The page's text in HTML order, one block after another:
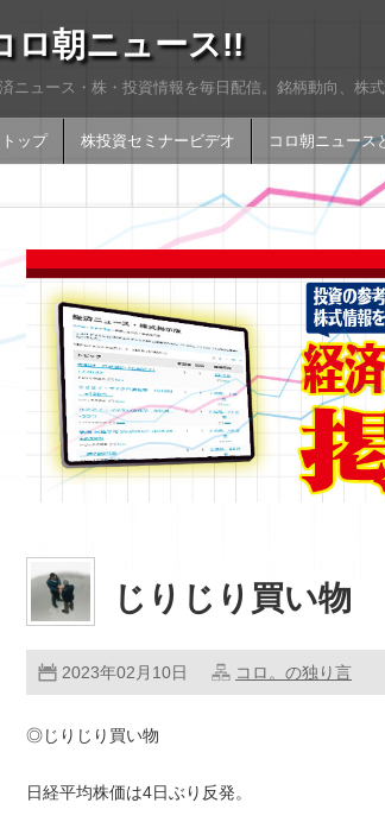
ロ朝ニュース!!
ニュース・株・投資情報を毎日配信。銘柄動向、株
トップ 株投資セミナービデオ コロ朝ニュース
じりじり買い物
2023年02月10日 コロ。の独り言
◎じりじり買い物
日経平均株価は4日ぶり反発。